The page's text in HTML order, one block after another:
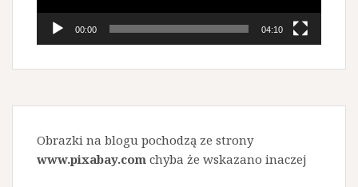
00:00 04:10
Obrazki na blogu pochodzą ze strony
www.pixabay.com chyba że wskazano inaczej